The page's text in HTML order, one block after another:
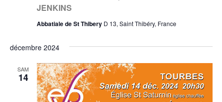
JENKINS
Abbatiale de St Thibery D 13, Saint Thibéry, France
décembre 2024
SAM
14